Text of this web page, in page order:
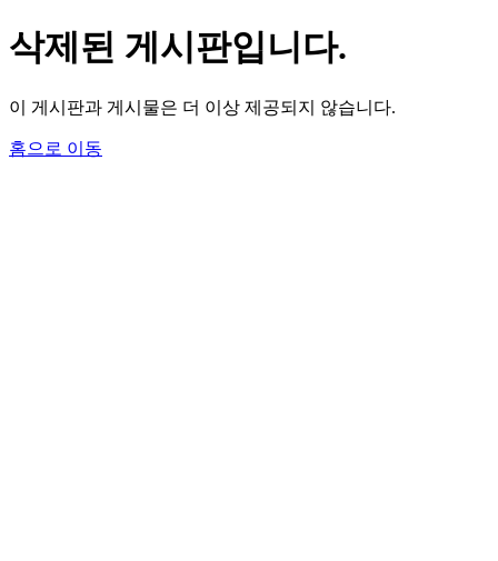
삭제된 게시판입니다.
이 게시판과 게시물은 더 이상 제공되지 않습니다.
홈으로 이동